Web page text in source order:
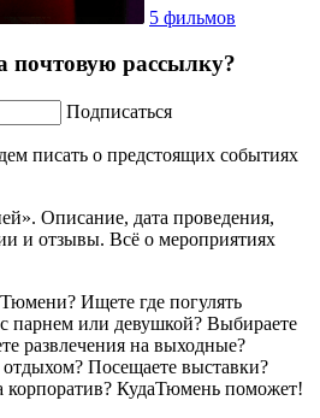
5 фильмов
почтовую рассылку?
Подписаться
писать о предстоящих событиях
Описание, дата проведения,
и отзывы. Всё о мероприятиях
Ищете где погулять
парнем или девушкой? Выбираете
развлечения на выходные?
Посещаете выставки?
корпоратив? КудаТюмень поможет!